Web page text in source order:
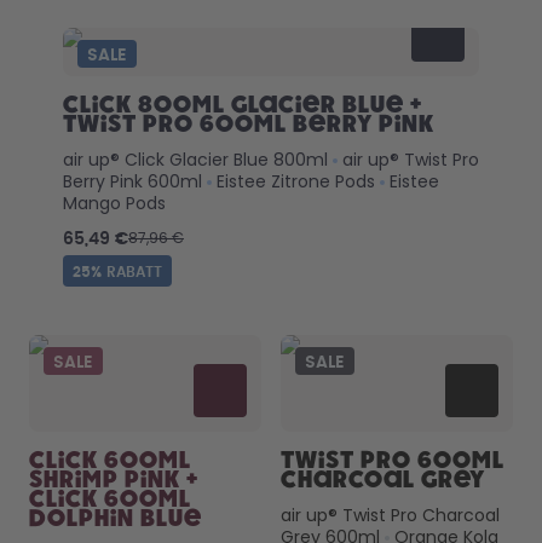
SALE
Click 800ml Glacier Blue +
Twist Pro 600ml Berry Pink
air up® Click Glacier Blue 800ml
air up® Twist Pro
Berry Pink 600ml
Eistee Zitrone Pods
Eistee
Mango Pods
RABATTIERTER PREIS
65,49 €Originalpreis
87,96 €
25% RABATT
SALE
Click 600ml
Shrimp Pink +
Click 600ml
Dolphin Blue
SALE
Twist Pro 600ml
Charcoal Grey
air up® Twist Pro Charcoal
Grey 600ml
Orange Kola